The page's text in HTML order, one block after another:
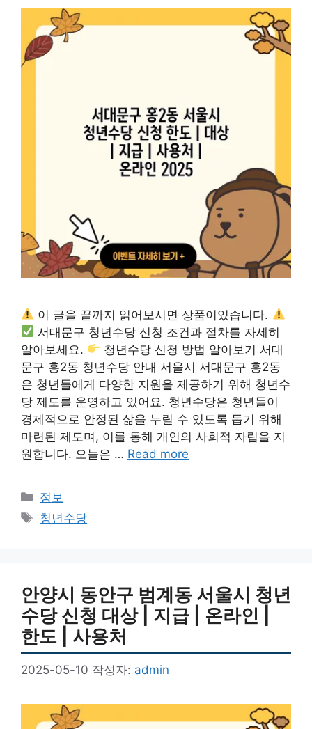
이 글을 끝까지 읽어보시면 상품이있습니다.
서대문구 청년수당 신청 조건과 절차를 자세히
알아보세요.
청년수당 신청 방법 알아보기 서대
문구 홍2동 청년수당 안내 서울시 서대문구 홍2동
은 청년들에게 다양한 지원을 제공하기 위해 청년수
당 제도를 운영하고 있어요. 청년수당은 청년들이
경제적으로 안정된 삶을 누릴 수 있도록 돕기 위해
마련된 제도며, 이를 통해 개인의 사회적 자립을 지
원합니다. 오늘은 … Read more
카
테
고
정보
태
청년수당
안양시 동안구 범계동 서울시 청년
수당 신청 대상 | 지급 | 온라인 |
한도 | 사용처
2025-05-10 작성자: admin